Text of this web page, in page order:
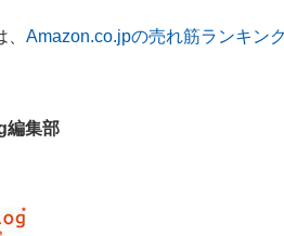
Amazon.co.jpの売れ筋ランキン
編集部